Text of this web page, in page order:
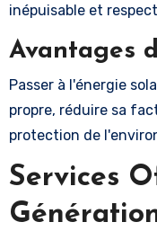
inépuisable et
Avantages
Passer à l'énergie
propre, réduire sa
protection de
Services